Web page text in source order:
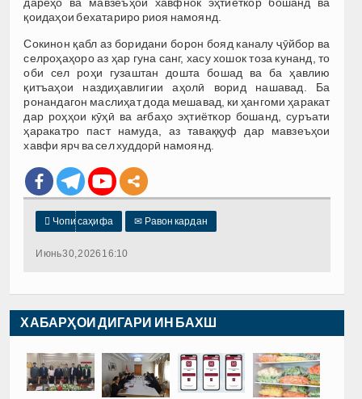
қоидаҳои бехатариро риоя намоянд.
Сокинон қабл аз боридани борон бояд каналу ҷӯйбор ва
селроҳаҳоро аз ҳар гуна санг, хасу хошок тоза кунанд, то
оби сел роҳи гузаштан дошта бошад ва ба ҳавлию
қитъаҳои наздиҳавлигии аҳолӣ ворид нашавад. Ба
ронандагон маслиҳат дода мешавад, ки ҳангоми ҳаракат
дар роҳҳои кӯҳӣ ва ағбаҳо эҳтиёткор бошанд, суръати
ҳаракатро паст намуда, аз таваққуф дар мавзеъҳои
хавфи ярч ва сел худдорӣ намоянд.
 Чопи саҳифа ✉ Равон кардан
Июнь 30, 2026 16:10
ХАБАРҲОИ ДИГАРИ ИН БАХШ